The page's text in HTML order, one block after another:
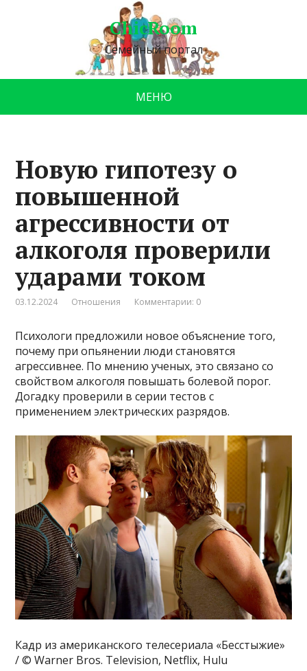
ChicRoom
Семейный портал
МЕНЮ
Новую гипотезу о
повышенной
агрессивности от
алкоголя проверили
ударами током
03.12.2024 Отношения Комментарии: 0
Психологи предложили новое объяснение того,
почему при опьянении люди становятся
агрессивнее. По мнению ученых, это связано со
свойством алкоголя повышать болевой порог.
Догадку проверили в серии тестов с
применением электрических разрядов.
Кадр из американского телесериала «Бесстыжие»
/ © Warner Bros. Television, Netflix, Hulu